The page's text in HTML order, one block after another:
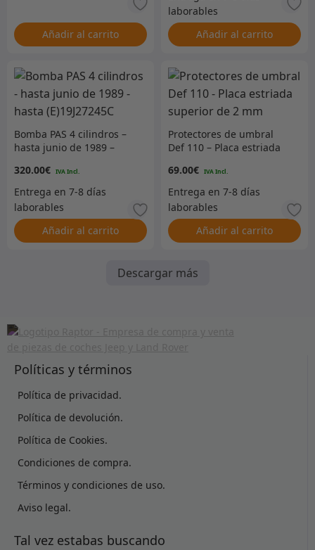
Añadir al carrito Añadir al carrito
Bomba PAS 4 cilindros –
hasta junio de 1989 –
320.00€
Añadir al carrito
Protectores de umbral
Def 110 – Placa estriada
69.00€
Añadir al carrito
Descargar más
Políticas y términos
Política de privacidad.
Política de devolución.
Política de Cookies.
Condiciones de compra.
Términos y condiciones de uso.
Aviso legal.
Tal vez estabas buscando